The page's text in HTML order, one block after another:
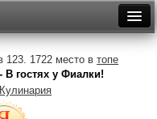
123. 1722 место втопе
В гостях у Фиалки!
Кулинария